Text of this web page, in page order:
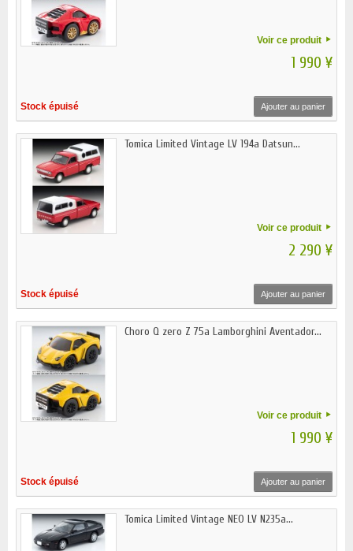
Voir ce produit
1 990 ¥
Stock épuisé Ajouter au panier
Tomica Limited Vintage LV 194a Datsun...
Voir ce produit
2 290 ¥
Stock épuisé Ajouter au panier
Choro Q zero Z 75a Lamborghini Aventador...
Voir ce produit
1 990 ¥
Stock épuisé Ajouter au panier
Tomica Limited Vintage NEO LV N235a...